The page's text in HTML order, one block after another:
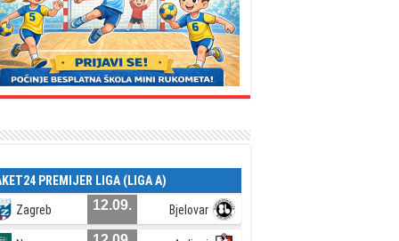
PREMIJER LIGA (LIGA A)
Zagreb 12.09. Bjelovar